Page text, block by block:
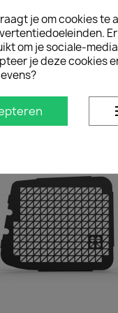
Snel bekijken
Transporter T5-
Glans Sidebars
€ 471,90
je om cookies
om je sociale-
je deze cookies